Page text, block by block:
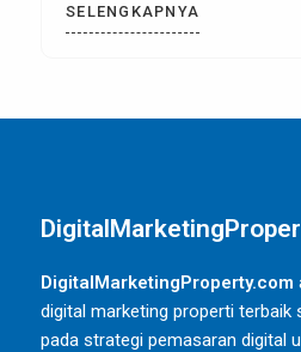
SELENGKAPNYA
DigitalMarketingProperty.com
digital marketing properti terbaik
pada strategi pemasaran digital